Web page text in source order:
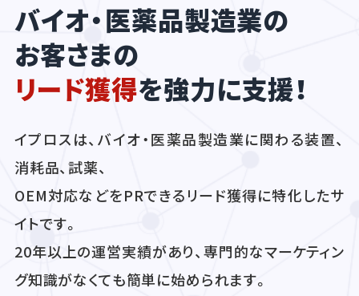
バイオ・医薬品製造業の
お客さまの
リード獲得を強力に支援！
イプロスは、バイオ・医薬品製造業に関わる装置、
消耗品、試薬、
OEM対応などをPRできるリード獲得に特化したサ
イトです。
20年以上の運営実績があり、専門的なマーケティン
グ知識がなくても簡単に始められます。